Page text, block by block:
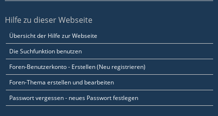
Hilfe zu dieser Webseite
Übersicht der Hilfe zur Webseite
Die Suchfunktion benutzen
Foren-Benutzerkonto - Erstellen (Neu registrieren)
Foren-Thema erstellen und bearbeiten
Passwort vergessen - neues Passwort festlegen